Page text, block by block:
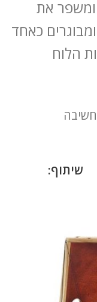
ומשפר את
כאחד
, מידות הלוח
שיתוף: